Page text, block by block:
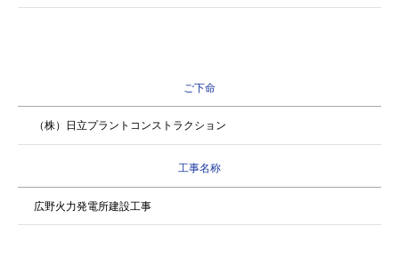
ご下命
（株）日立プラントコンストラクション
工事名称
広野火力発電所建設工事